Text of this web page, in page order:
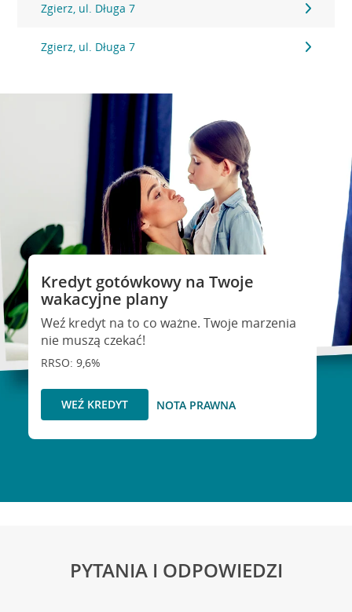
Zgierz, ul. Długa 7
Zgierz, ul. Długa 7
Kredyt gotówkowy na Twoje
wakacyjne plany
Weź kredyt na to co ważne. Twoje marzenia
nie muszą czekać!
RRSO: 9,6%
WEŹ KREDYT NOTA PRAWNA
PYTANIA I ODPOWIEDZI